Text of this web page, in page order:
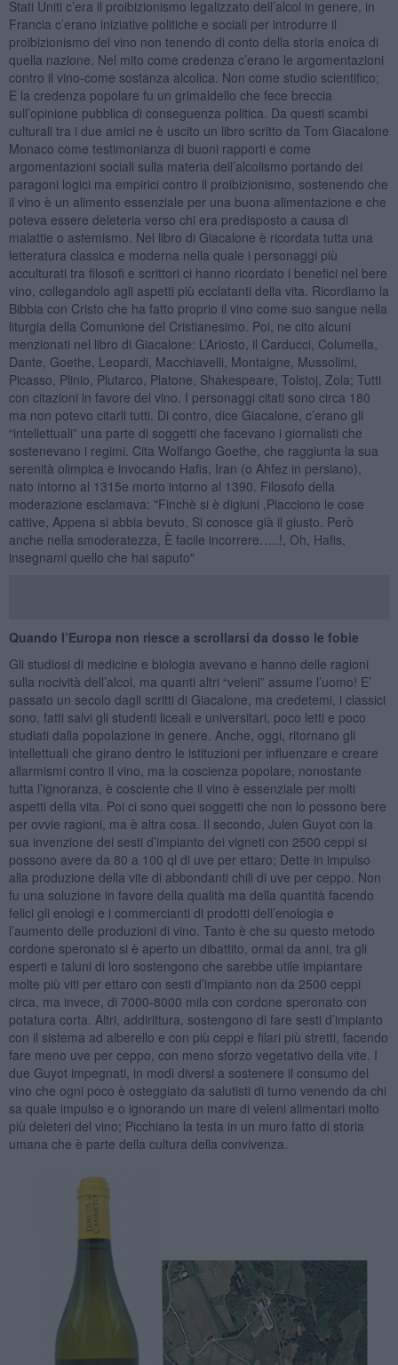
Stati Uniti c’era il proibizionismo legalizzato dell’alcol in genere, in
Francia c’erano iniziative politiche e sociali per introdurre il
proibizionismo del vino non tenendo di conto della storia enoica di
quella nazione. Nel mito come credenza c’erano le argomentazioni
contro il vino-come sostanza alcolica. Non come studio scientifico;
E la credenza popolare fu un grimaldello che fece breccia
sull’opinione pubblica di conseguenza politica. Da questi scambi
culturali tra i due amici ne è uscito un libro scritto da Tom Giacalone
Monaco come testimonianza di buoni rapporti e come
argomentazioni sociali sulla materia dell’alcolismo portando dei
paragoni logici ma empirici contro il proibizionismo, sostenendo che
il vino è un alimento essenziale per una buona alimentazione e che
poteva essere deleteria verso chi era predisposto a causa di
malattie o astemismo. Nel libro di Giacalone è ricordata tutta una
letteratura classica e moderna nella quale i personaggi più
acculturati tra filosofi e scrittori ci hanno ricordato i benefici nel bere
vino, collegandolo agli aspetti più ecclatanti della vita. Ricordiamo la
Bibbia con Cristo che ha fatto proprio il vino come suo sangue nella
liturgia della Comunione del Cristianesimo. Poi, ne cito alcuni
menzionati nel libro di Giacalone: L’Ariosto, il Carducci, Columella,
Dante, Goethe, Leopardi, Macchiavelli, Montaigne, Mussolimi,
Picasso, Plinio, Plutarco, Platone, Shakespeare, Tolstoj, Zola; Tutti
con citazioni in favore del vino. I personaggi citati sono circa 180
ma non potevo citarli tutti. Di contro, dice Giacalone, c’erano gli
“intellettuali” una parte di soggetti che facevano i giornalisti che
sostenevano i regimi. Cita Wolfango Goethe, che raggiunta la sua
serenità olimpica e invocando Hafis, Iran (o Ahfez in persiano),
nato intorno al 1315e morto intorno al 1390. Filosofo della
moderazione esclamava: "Finchè si è digiuni ,Piacciono le cose
cattive, Appena si abbia bevuto, Si conosce già il giusto. Però
anche nella smoderatezza, È facile incorrere…..!, Oh, Hafis,
insegnami quello che hai saputo"
Quando l’Europa non riesce a scrollarsi da dosso le fobie
Gli studiosi di medicine e biologia avevano e hanno delle ragioni
sulla nocività dell’alcol, ma quanti altri “veleni” assume l’uomo! E’
passato un secolo dagli scritti di Giacalone, ma credetemi, i classici
sono, fatti salvi gli studenti liceali e universitari, poco letti e poco
studiati dalla popolazione in genere. Anche, oggi, ritornano gli
intellettuali che girano dentro le istituzioni per influenzare e creare
allarmismi contro il vino, ma la coscienza popolare, nonostante
tutta l’ignoranza, è cosciente che il vino è essenziale per molti
aspetti della vita. Poi ci sono quei soggetti che non lo possono bere
per ovvie ragioni, ma è altra cosa. Il secondo, Julen Guyot con la
sua invenzione dei sesti d’impianto dei vigneti con 2500 ceppi si
possono avere da 80 a 100 ql di uve per ettaro; Dette in impulso
alla produzione della vite di abbondanti chili di uve per ceppo. Non
fu una soluzione in favore della qualità ma della quantità facendo
felici gli enologi e i commercianti di prodotti dell’enologia e
l’aumento delle produzioni di vino. Tanto è che su questo metodo
cordone speronato si è aperto un dibattito, ormai da anni, tra gli
esperti e taluni di loro sostengono che sarebbe utile impiantare
molte più viti per ettaro con sesti d’impianto non da 2500 ceppi
circa, ma invece, di 7000-8000 mila con cordone speronato con
potatura corta. Altri, addirittura, sostengono di fare sesti d’impianto
con il sistema ad alberello e con più ceppi e filari più stretti, facendo
fare meno uve per ceppo, con meno sforzo vegetativo della vite. I
due Guyot impegnati, in modi diversi a sostenere il consumo del
vino che ogni poco è osteggiato da salutisti di turno venendo da chi
sa quale impulso e o ignorando un mare di veleni alimentari molto
più deleteri del vino; Picchiano la testa in un muro fatto di storia
umana che è parte della cultura della convivenza.